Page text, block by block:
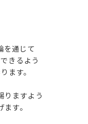
通じて
きるよう
ます。
りますよう
す。